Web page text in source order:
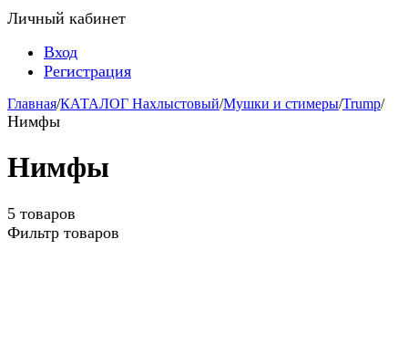
Личный кабинет
Вход
Регистрация
Главная/КАТАЛОГ Нахлыстовый/Мушки и стимеры/Trump/
Нимфы
Нимфы
5 товаров
Фильтр товаров